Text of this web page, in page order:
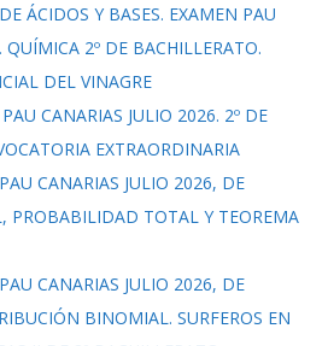
ÁCIDOS Y BASES. EXAMEN PAU
2º DE BACHILLERATO.
DEL VINAGRE
CANARIAS JULIO 2026. 2º DE
EXTRAORDINARIA
CANARIAS JULIO 2026, DE
PROBABILIDAD TOTAL Y TEOREMA
CANARIAS JULIO 2026, DE
BINOMIAL. SURFEROS EN